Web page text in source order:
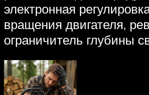
электронная
вращения двигателя,
ограничитель глубины